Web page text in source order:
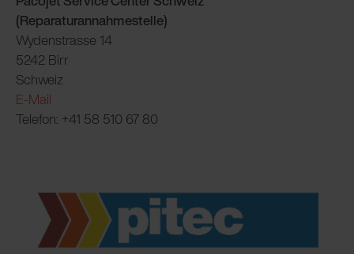
(Reparaturannahmestelle)
Wydenstrasse 14
5242 Birr
Schweiz
E-Mail
Telefon: +41 58 510 67 80